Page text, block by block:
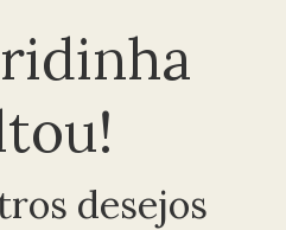
desejos